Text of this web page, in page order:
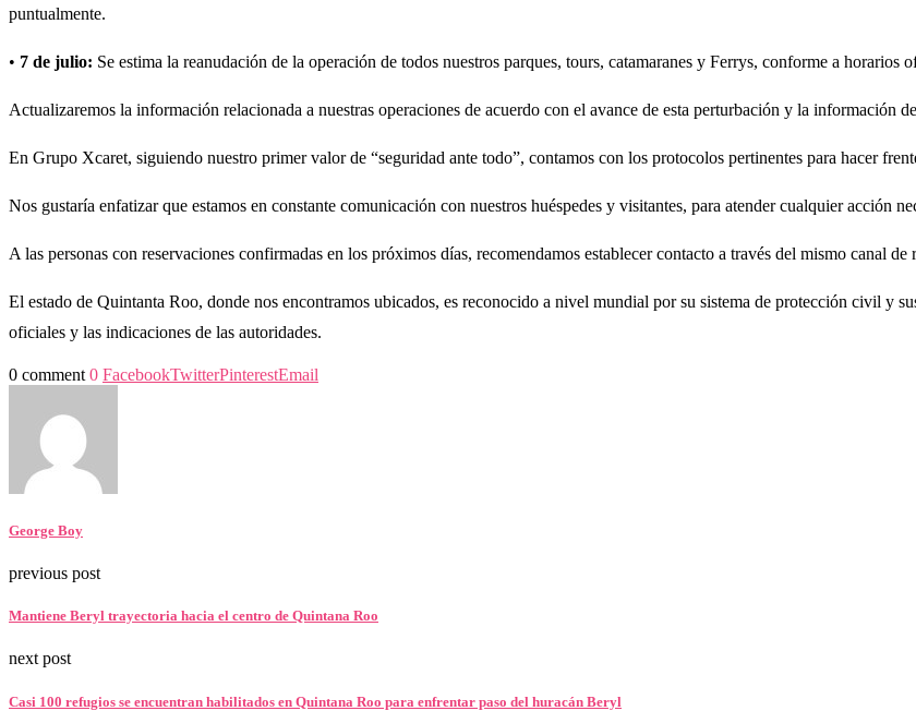
puntualmente.
• 7 de julio: Se estima la reanudación de la operación de todos nuestros parques, tours, catamaranes y Ferrys, conforme a horarios
Actualizaremos la información relacionada a nuestras operaciones de acuerdo con el avance de esta perturbación y la información
En Grupo Xcaret, siguiendo nuestro primer valor de “seguridad ante todo”, contamos con los protocolos pertinentes para hacer
Nos gustaría enfatizar que estamos en constante comunicación con nuestros huéspedes y visitantes, para atender cualquier acción
A las personas con reservaciones confirmadas en los próximos días, recomendamos establecer contacto a través del mismo canal
El estado de Quintanta Roo, donde nos encontramos ubicados, es reconocido a nivel mundial por su sistema de protección civil y
oficiales y las indicaciones de las autoridades.
0 comment 0 FacebookTwitterPinterestEmail
George Boy
previous post
Mantiene Beryl trayectoria hacia el centro de Quintana Roo
next post
Casi 100 refugios se encuentran habilitados en Quintana Roo para enfrentar paso del huracán Beryl